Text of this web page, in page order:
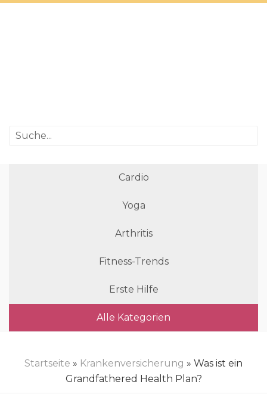
Cardio
Yoga
Arthritis
Fitness-Trends
Erste Hilfe
Alle Kategorien
Startseite » Krankenversicherung » Was ist ein
Grandfathered Health Plan?